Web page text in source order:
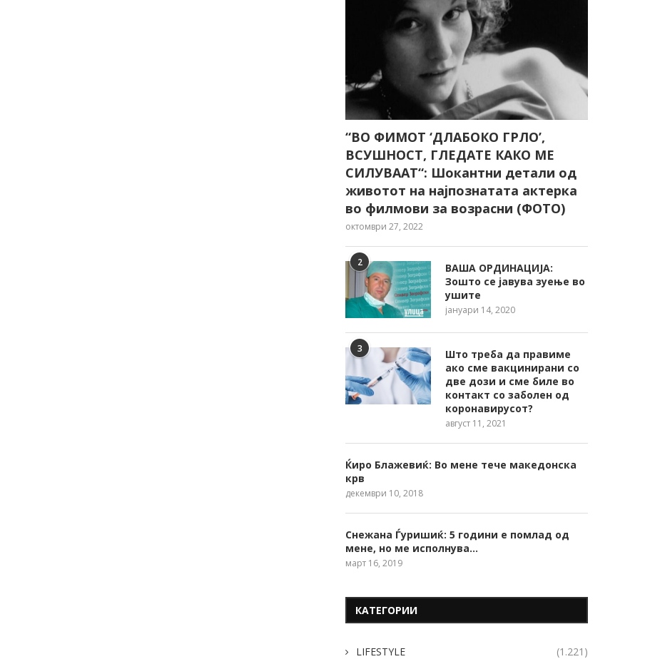
“ВО ФИМОТ ‘ДЛАБОКО ГРЛО’,
ВСУШНОСТ, ГЛЕДАТЕ КАКО МЕ
СИЛУВААТ“: Шокантни детали од
животот на најпознатата актерка
во филмови за возрасни (ФОТО)
октомври 27, 2022
2
ВАША ОРДИНАЦИЈА:
Зошто се јавува зуење во
ушите
јануари 14, 2020
3
Што треба да правиме
ако сме вакцинирани со
две дози и сме биле во
контакт со заболен од
коронавирусот?
август 11, 2021
Ќиро Блажевиќ: Во мене тече македонска
крв
декември 10, 2018
Снежана Ѓуришиќ: 5 години е помлад од
мене, но ме исполнува…
март 16, 2019
КАТЕГОРИИ
LIFESTYLE (1.221)